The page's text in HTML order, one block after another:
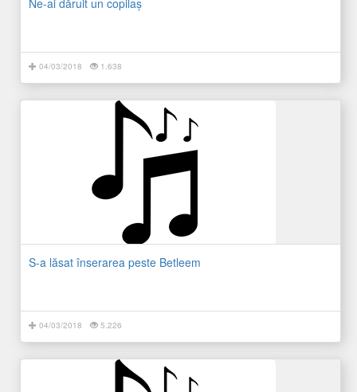
Ne-ai dăruit un copilaş
04/03/2018 1.638
S-a lăsat înserarea peste Betleem
04/03/2018 5.226